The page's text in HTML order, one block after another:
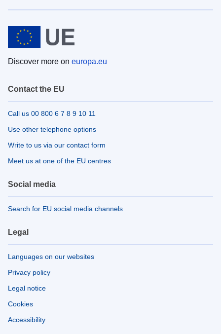
Discover more on europa.eu
Contact the EU
Call us 00 800 6 7 8 9 10 11
Use other telephone options
Write to us via our contact form
Meet us at one of the EU centres
Social media
Search for EU social media channels
Legal
Languages on our websites
Privacy policy
Legal notice
Cookies
Accessibility